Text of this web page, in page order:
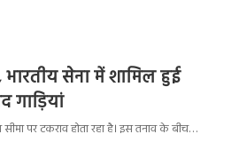
सेना में शामिल हुई
गाड़ियां
पर टकराव होता रहा है। इस तनाव के बीच…